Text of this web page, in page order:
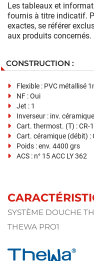
Les tableaux et
fournis à titre indicatif.
exactes, se référer
aux produits concernés.
CONSTRUCTION :
Flexible : PVC métallisé
NF : Oui
Jet : 1
Inverseur : inv.
Cart. thermost. (T) : CR-
Cart. céramique (débit) :
Poids : env. 4400 grs
ACS : n° 15 ACC LY 362
SYSTÈME DOUCHE
THEWA PRO1